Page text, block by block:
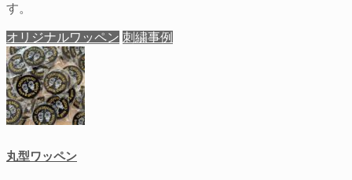
す。
オリジナルワッペン 刺繍事例
丸型ワッペン